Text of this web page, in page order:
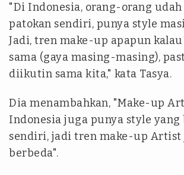
"Di Indonesia, orang-orang
patokan sendiri, punya style
Jadi, tren make-up apapun
sama (gaya masing-masing),
diikutin sama kita," kata Tasya.
Dia menambahkan, "Make-up
Indonesia juga punya style yang
sendiri, jadi tren make-up Artist
berbeda".